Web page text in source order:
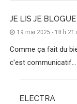
JE LIS JE BLOGUE
19 mai 2025 - 18 h 21
Comme ça fait du
c’est communicatif…
ELECTRA